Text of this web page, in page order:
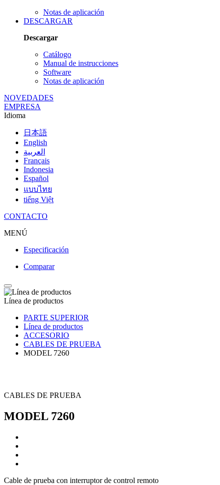
Notas de aplicación
DESCARGAR
Descargar
Catálogo
Manual de instrucciones
Software
Notas de aplicación
NOVEDADES
EMPRESA
Idioma
日本語
English
العربية
Français
Indonesia
Español
แบบไทย
tiếng Việt
CONTACTO
MENÚ
Especificación
Comparar
Línea de productos
PARTE SUPERIOR
Línea de productos
ACCESORIO
CABLES DE PRUEBA
MODEL 7260
CABLES DE PRUEBA
MODEL 7260
Cable de prueba con interruptor de control remoto